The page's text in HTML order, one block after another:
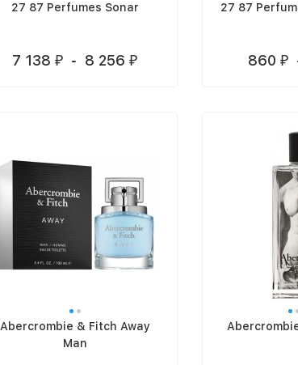
27 87 Perfumes Sonar
7 138 ₽ - 8 256 ₽
27 87
860 ₽
Abercrombie & Fitch Away
Man